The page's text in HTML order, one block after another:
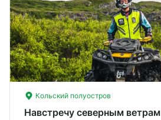
Кольский полуостров
Навстречу северным ветрам